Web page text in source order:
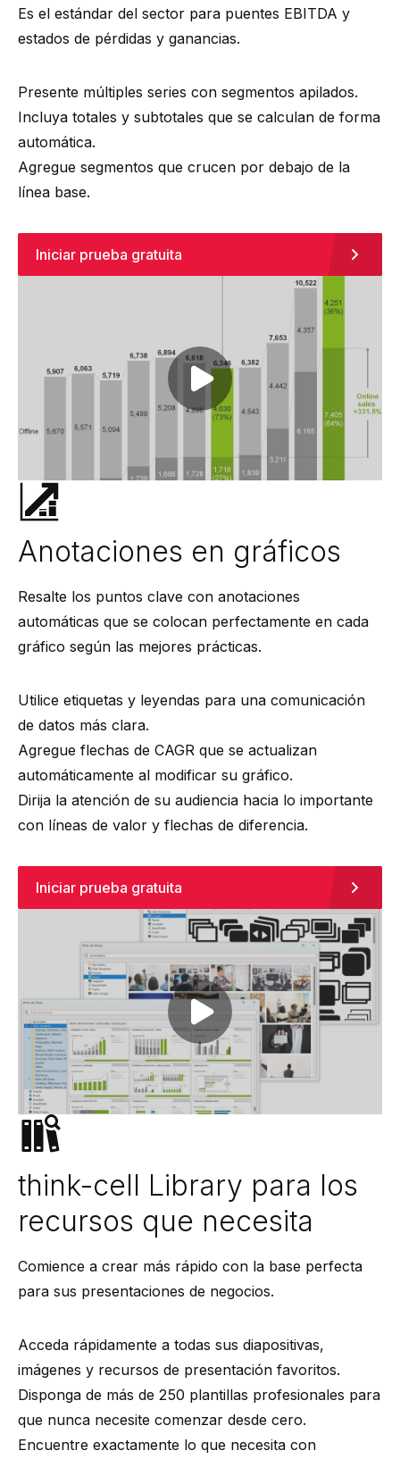
Es el estándar del sector para puentes EBITDA y
estados de pérdidas y ganancias.
Presente múltiples series con segmentos apilados.
Incluya totales y subtotales que se calculan de forma
automática.
Agregue segmentos que crucen por debajo de la
línea base.
Iniciar prueba gratuita
Anotaciones en gráficos
Resalte los puntos clave con anotaciones
automáticas que se colocan perfectamente en cada
gráfico según las mejores prácticas.
Utilice etiquetas y leyendas para una comunicación
de datos más clara.
Agregue flechas de CAGR que se actualizan
automáticamente al modificar su gráfico.
Dirija la atención de su audiencia hacia lo importante
con líneas de valor y flechas de diferencia.
Iniciar prueba gratuita
Play video
think-cell Library para los
recursos que necesita
Comience a crear más rápido con la base perfecta
para sus presentaciones de negocios.
Acceda rápidamente a todas sus diapositivas,
imágenes y recursos de presentación favoritos.
Disponga de más de 250 plantillas profesionales para
que nunca necesite comenzar desde cero.
Encuentre exactamente lo que necesita con
Play video